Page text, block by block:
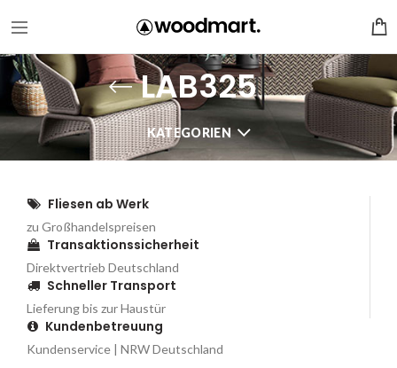
LAB325
KATEGORIEN
Fliesen ab Werk
zu Großhandelspreisen
Transaktionssicherheit
Direktvertrieb Deutschland
Schneller Transport
Lieferung bis zur Haustür
Kundenbetreuung
Kundenservice | NRW Deutschland